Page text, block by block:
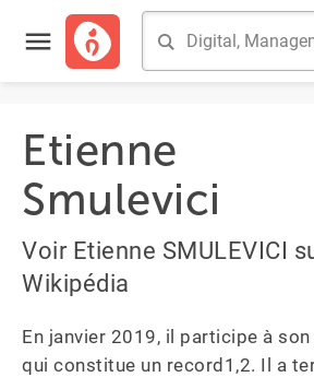
Etienne
Smulevici
Voir Etienne SMULEVICI
Wikipédia
En janvier 2019, il participe à son
qui constitue un record1,2. Il a